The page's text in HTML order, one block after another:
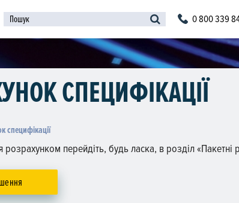
0 800 339
тут! СПЕЦИФІКАЦІЇ
специфікації
розрахунком перейдіть, будь ласка, в розділ «Пакетні